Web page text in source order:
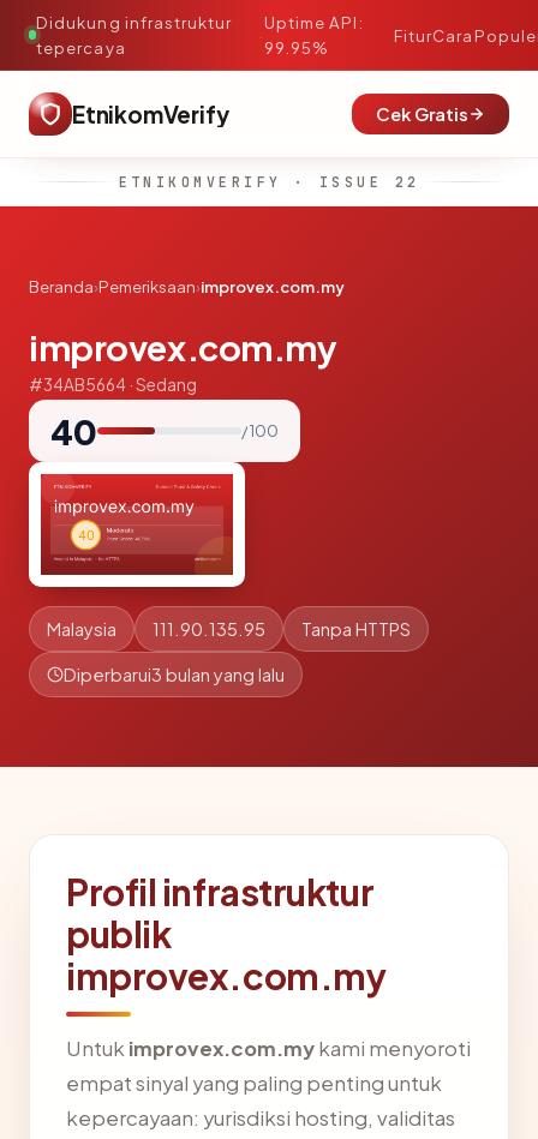
Didukung infrastruktur
tepercaya
·
Uptime API:
99.95%
FiturCara
EtnikomVerify Cek Gratis
ETNIKOMVERIFY · ISSUE 22
Beranda›Pemeriksaan›improvex.com.my
improvex.com.my
#34AB5664 · Sedang
40 / 100
Malaysia 111.90.135.95 Tanpa HTTPS
Diperbarui3 bulan yang lalu
Profil infrastruktur
publik
improvex.com.my
Untuk improvex.com.mykami menyoroti
empat sinyal yang paling penting untuk
kepercayaan: yurisdiksi hosting, validitas